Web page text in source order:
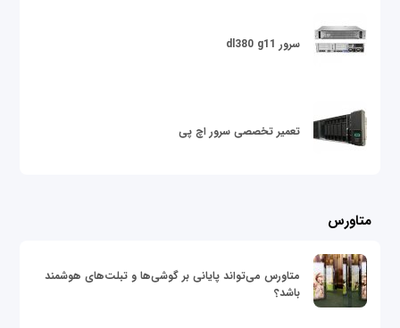
سرور dl380 g11
تعمیر تخصصی سرور اچ پی
متاورس
متاورس می‌تواند پایانی بر گوشی‌ها و تبلت‌های هوشمند
باشد؟